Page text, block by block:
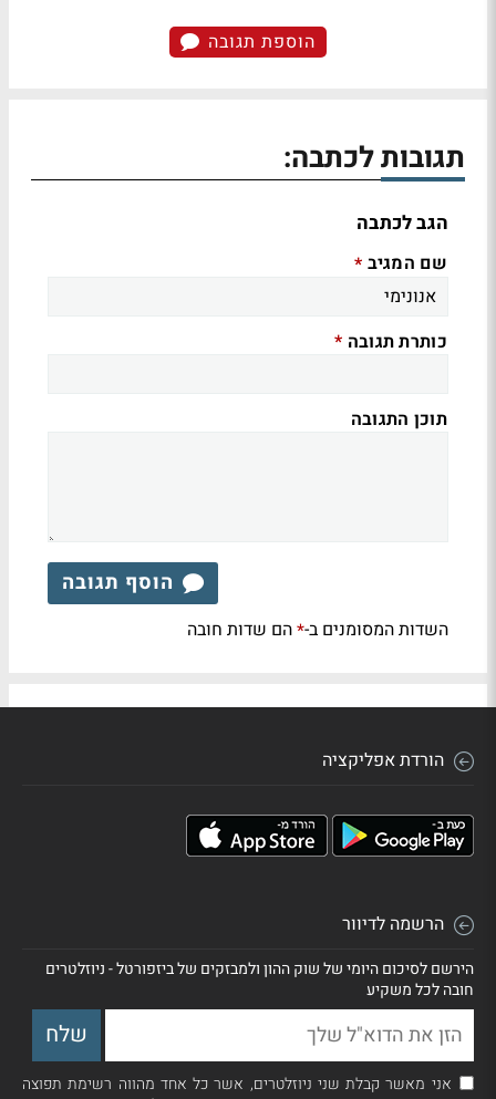
הוספת תגובה
תגובות לכתבה:
הגב לכתבה
שם המגיב *
כותרת תגובה *
תוכן התגובה
הוסף תגובה
השדות המסומנים ב-*הם שדות חובה
הורדת אפליקציה
הרשמה לדיוור
הירשם לסיכום היומי של שוק ההון ולמבזקים של ביזפורטל - ניוזלטרים
חובה לכל משקיע
אני מאשר קבלת שני ניוזלטרים, אשר כל אחד מהווה רשימת תפוצה